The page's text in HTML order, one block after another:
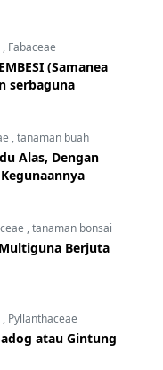
, Fabaceae
(Samanea
serbaguna
,tanaman buah
Alas, Dengan
,tanaman bonsai
Berjuta
, Pyllanthaceae
atau Gintung